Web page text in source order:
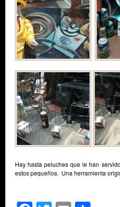
Hay hasta peluches que le han
estos pequeños. Una herramienta